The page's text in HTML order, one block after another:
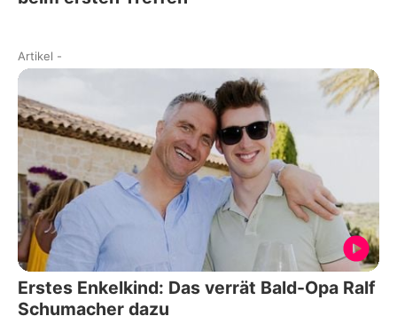
Artikel -
Erstes Enkelkind: Das verrät Bald-Opa Ralf
Schumacher dazu